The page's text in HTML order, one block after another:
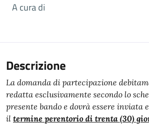
A cura di
Descrizione
La domanda di partecipazione
redatta esclusivamente secondo lo
presente bando e dovrà essere inviata
il termine perentorio di trenta (30)